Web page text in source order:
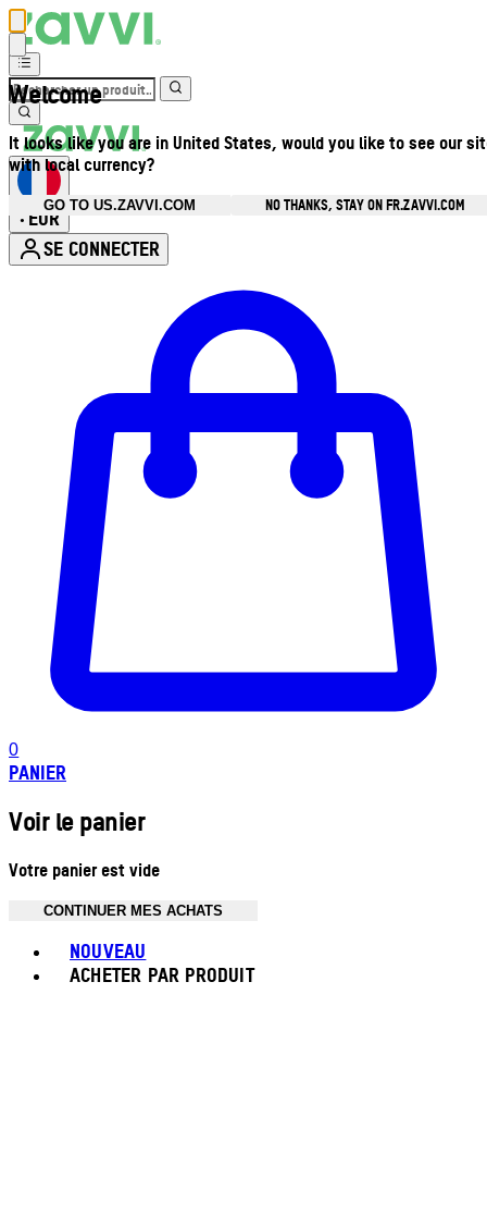
Welcome
It looks like you are in United States, would you like to see our
with local currency?
GO TO US.ZAVVI.COM
NO THANKS, STAY ON FR.ZAVVI.COM
• EUR
SE CONNECTER
0
PANIER
Voir le panier
Votre panier est vide
CONTINUER MES ACHATS
NOUVEAU
ACHETER PAR PRODUIT